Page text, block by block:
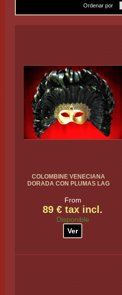
Ordenar por
COLOMBINE VENECIANA
DORADA CON PLUMAS LAG
From
89 € tax incl.
Disponible
Ver